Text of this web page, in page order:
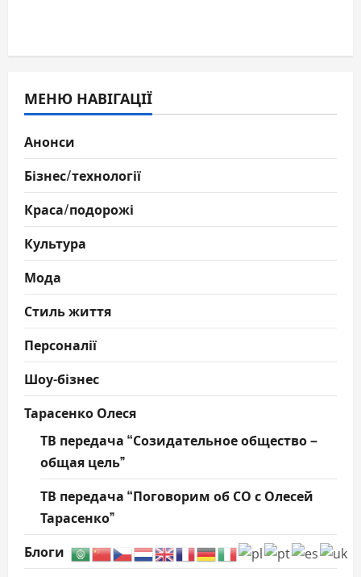
МЕНЮ НАВІГАЦІЇ
Анонси
Бізнес/технології
Краса/подорожі
Культура
Мода
Стиль життя
Персоналії
Шоу-бізнес
Тарасенко Олеся
ТВ передача “Созидательное общество –
общая цель”
ТВ передача “Поговорим об СО с Олесей
Тарасенко”
Блоги